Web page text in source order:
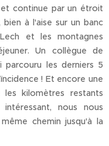
continue par un étroit
à l'aise sur un banc
et les montagnes
Un collègue de
parcouru les derniers 5
! Et encore une
les kilomètres restants
nous nous
chemin jusqu'à la